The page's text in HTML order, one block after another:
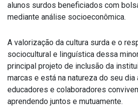
alunos surdos beneficiados com
mediante análise socioeconômica.
A valorização da cultura surda e o
sociocultural e linguística dessa
principal projeto de inclusão da
marcas e está na natureza do seu dia
educadores e colaboradores
aprendendo juntos e mutuamente.